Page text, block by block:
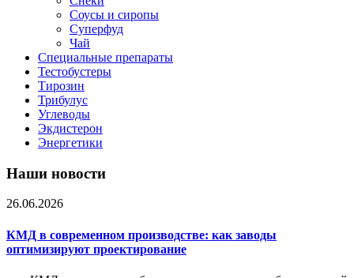
Соусы и сиропы
Суперфуд
Чай
Специальные препараты
Тестобустеры
Тирозин
Трибулус
Углеводы
Экдистерон
Энергетики
Наши новости
26.06.2026
КМД в современном производстве: как заводы
оптимизируют проектирование